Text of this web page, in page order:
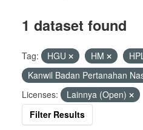
1 dataset found
Tag: HGU HM
Kanwil Badan Pertanahan
Licenses:
Lainnya (Open)
Filter Results